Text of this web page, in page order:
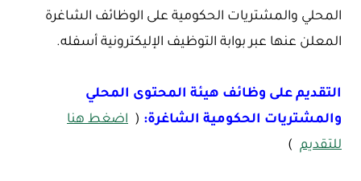
المحلي والمشتريات الحكومية على الوظائف الشاغرة
المعلن عنها عبر بوابة التوظيف الإليكترونية أسفله.
التقديم على وظائف هيئة المحتوى المحلي
والمشتريات الحكومية الشاغرة: ( اضغط هنا
للتقديم )